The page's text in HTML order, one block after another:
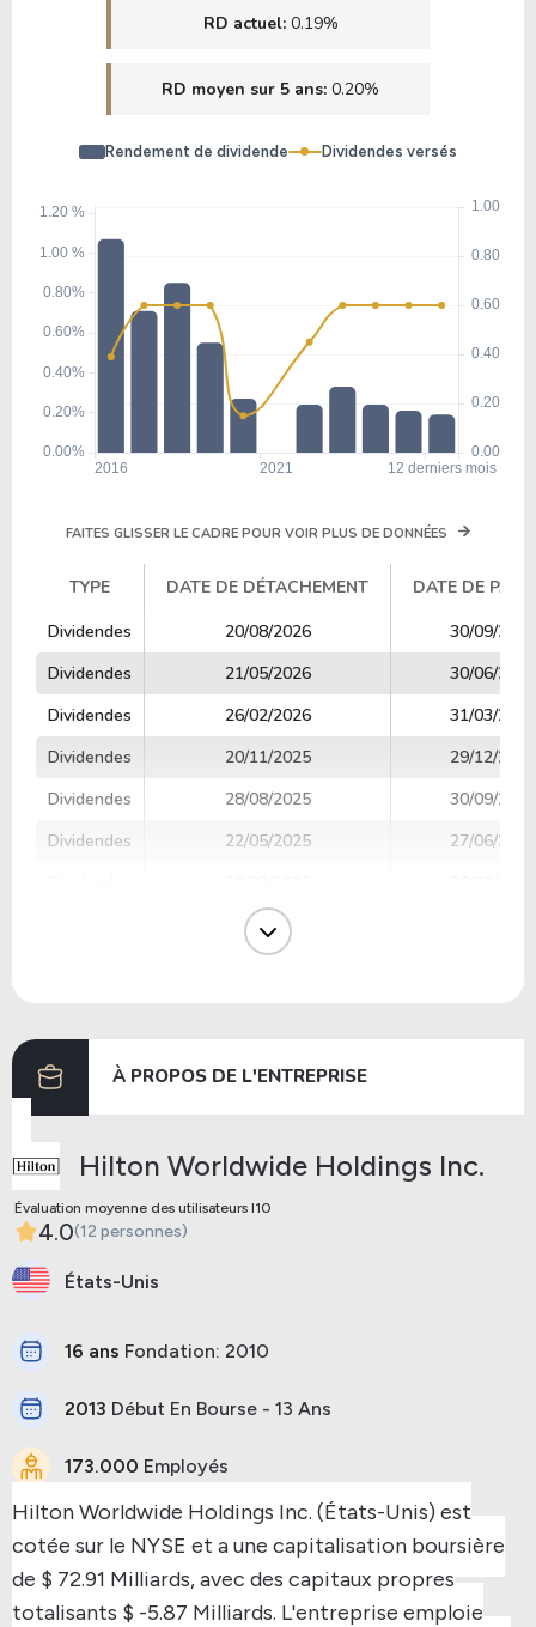
TMUS
RD actuel: 0.19%
RD moyen sur 5 ans: 0.20%
Rendement de dividende Dividendes versés
FAITES GLISSER LE CADRE POUR VOIR PLUS DE DONNÉES
TYPE DATE DE DÉTACHEMENT
DATE DE
TYPE
DATE DE DÉTACHEMENT DATE DE
Dividendes 20/08/2026
30/09/2026
Dividendes
21/05/2026
30/06/2026
Dividendes
26/02/2026
31/03/2026
Dividendes
20/11/2025
29/12/2025
Dividendes
28/08/2025
30/09/2025
Dividendes
22/05/2025
27/06/2025
14/11/2024
À PROPOS DE L'ENTREPRISE
Hilton Worldwide Holdings Inc.
Évaluation moyenne des utilisateurs I10
4.0(12 personnes)
États-Unis
16 ans Fondation: 2010
2013 Début En Bourse - 13 Ans
173.000 Employés
Hilton Worldwide Holdings Inc. (États-Unis) est
cotée sur le NYSE et a une capitalisation boursière
de $ 72.91 Milliards, avec des capitaux propres
totalisants $ -5.87 Milliards. L'entreprise emploie